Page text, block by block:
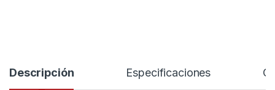
Descripción Especificaciones